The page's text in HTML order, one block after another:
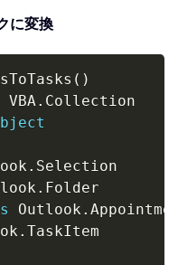
に変換
( )
VBA.
.
.
Outlook .
.